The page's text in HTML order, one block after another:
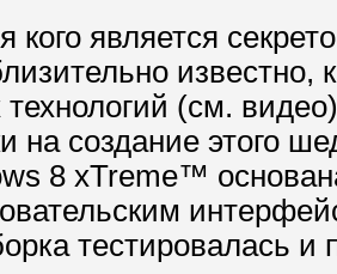
является
известно,
(см.
на создание этого
8 xTreme™
тестировалась и